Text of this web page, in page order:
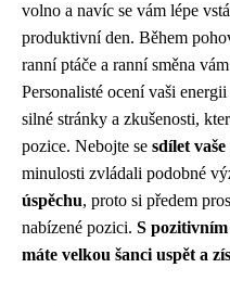
volno a navíc se vám lépe
produktivní den. Během
ranní ptáče a ranní směna
Personalisté ocení vaši
silné stránky a zkušenosti,
pozice. Nebojte se sdílet
minulosti zvládali podobné
úspěchu, proto si předem
nabízené pozici. S
máte velkou šanci uspět a